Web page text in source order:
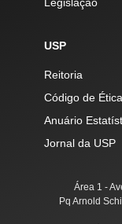
USP
Reitoria
Código de Ética
Anuário
Jornal da USP
Área 1 -
Pq Arnold